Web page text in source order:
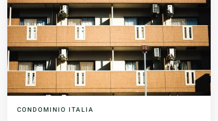
CONDOMINIO ITALIA